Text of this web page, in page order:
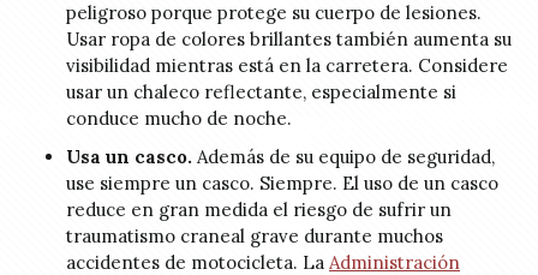
peligroso porque protege su cuerpo de lesiones.
Usar ropa de colores brillantes también aumenta su
visibilidad mientras está en la carretera. Considere
usar un chaleco reflectante, especialmente si
conduce mucho de noche.
Usa un casco. Además de su equipo de seguridad,
use siempre un casco. Siempre. El uso de un casco
reduce en gran medida el riesgo de sufrir un
traumatismo craneal grave durante muchos
accidentes de motocicleta. La Administración